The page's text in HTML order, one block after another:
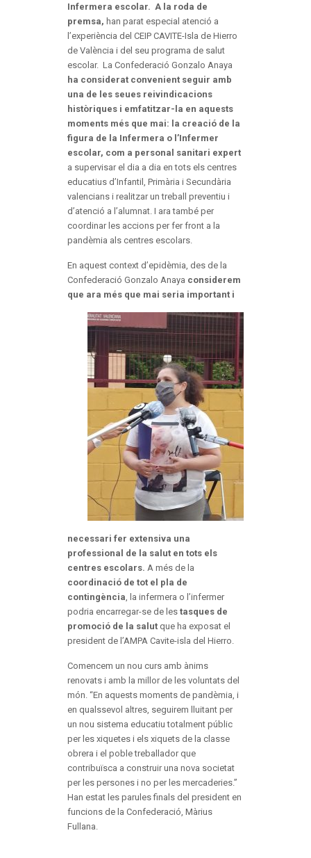
Infermera escolar. A la roda de
premsa, han parat especial atenció a
l’experiència del CEIP CAVITE-Isla de Hierro
de València i del seu programa de salut
escolar. La Confederació Gonzalo Anaya
ha considerat convenient seguir amb
una de les seues reivindicacions
històriques i emfatitzar-la en aquests
moments més que mai: la creació de la
figura de la Infermera o l’Infermer
escolar, com a personal sanitari expert
a supervisar el dia a dia en tots els centres
educatius d’Infantil, Primària i Secundària
valencians i realitzar un treball preventiu i
d’atenció a l’alumnat. I ara també per
coordinar les accions per fer front a la
pandèmia als centres escolars.
En aquest context d’epidèmia, des de la
Confederació Gonzalo Anaya considerem
que ara més que mai seria important i
necessari fer extensiva una
professional de la salut en tots els
centres escolars. A més de la
coordinació de tot el pla de
contingència , la infermera o l’infermer
podria encarregar-se de les tasques de
promoció de la salutque ha exposat el
president de l’AMPA Cavite-isla del Hierro.
Comencem un nou curs amb ànims
renovats i amb la millor de les voluntats del
món. “En aquests moments de pandèmia, i
en qualssevol altres, seguirem lluitant per
un nou sistema educatiu totalment públic
per les xiquetes i els xiquets de la classe
obrera i el poble treballador que
contribuïsca a construir una nova societat
per les persones i no per les mercaderies.”
Han estat les parules finals del president en
funcions de la Confederació, Màrius
Fullana.